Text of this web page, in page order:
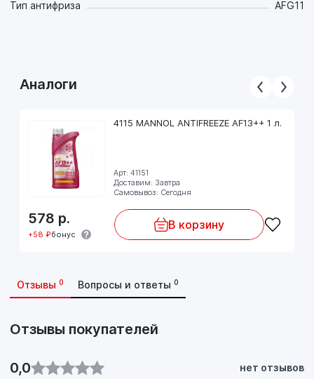
прямых солнечных лучей и атмосферных осадков местах.
Тип антифриза AFG11
Аналоги
4115 MANNOL ANTIFREEZE AF13++ 1 л.
Арт: 41151
Доставим: Завтра
Самовывоз: Сегодня
578 р.
+58 ₽бонус
В корзину
Отзывы 0 Вопросы и ответы 0
Отзывы покупателей
0,0 нет отзывов